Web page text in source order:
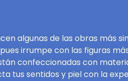
algunas de las obras más
irrumpe con las figuras
confeccionadas con
tus sentidos y piel con la